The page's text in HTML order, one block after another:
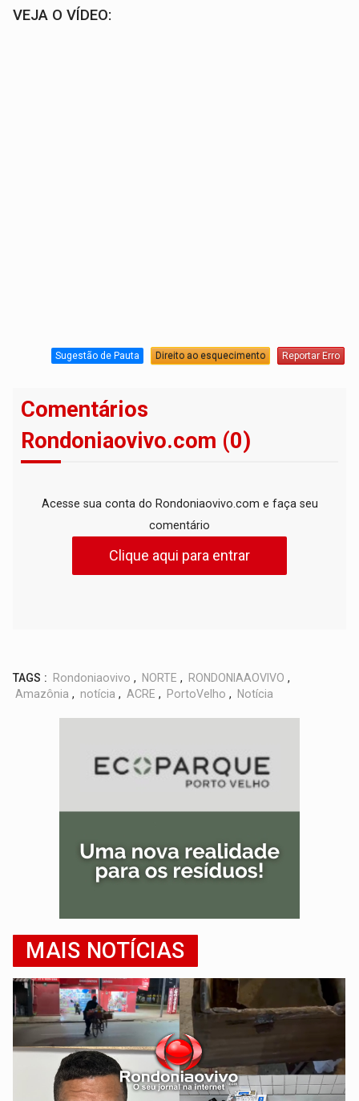
VEJA O VÍDEO:
Sugestão de Pauta Direito ao esquecimento Reportar Erro
Comentários
Rondoniaovivo.com (0)
Acesse sua conta do Rondoniaovivo.com e faça seu
comentário
Clique aqui para entrar
TAGS : Rondoniaovivo , NORTE , RONDONIAAOVIVO ,
Amazônia , notícia , ACRE , PortoVelho , Notícia
MAIS NOTÍCIAS